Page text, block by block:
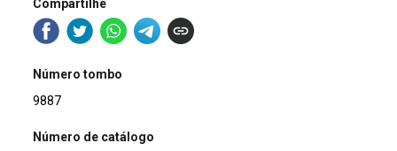
Compartilhe
Número tombo
9887
Número de catálogo